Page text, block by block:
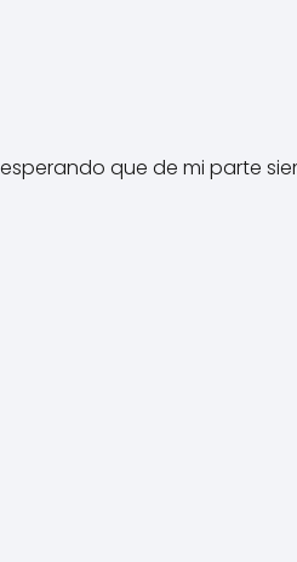
que de mi parte